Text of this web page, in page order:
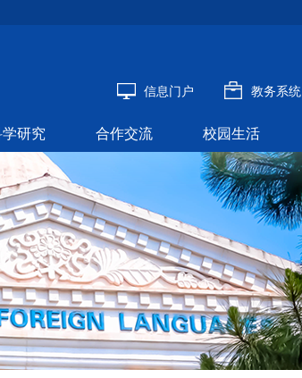
信息门户 教务系统
研究 合作交流 校园生活